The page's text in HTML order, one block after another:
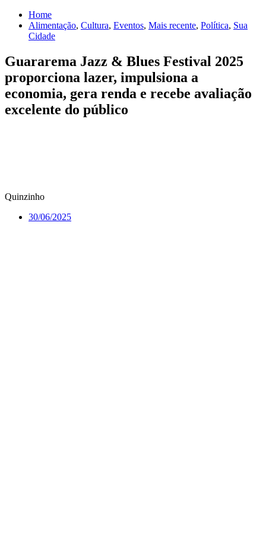
Home
Alimentação, Cultura, Eventos, Mais recente, Política, Sua
Cidade
Guararema Jazz & Blues Festival 2025
proporciona lazer, impulsiona a
economia, gera renda e recebe avaliação
excelente do público
Quinzinho
30/06/2025